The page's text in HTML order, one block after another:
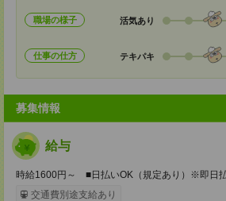
職場の様子 活気あり
仕事の仕方 テキパキ
募集情報
給与
時給1600円～ ■日払いOK（規定あり）※即日
交通費別途支給あり